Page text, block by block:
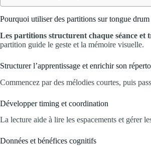
Pourquoi utiliser des partitions sur tongue
Les partitions structurent chaque séance et
partition guide le geste et la mémoire visuelle.
Structurer l’apprentissage et enrichir son
Commencez par des mélodies courtes, puis
Développer timing et coordination
La lecture aide à lire les espacements et gérer
Données et bénéfices cognitifs